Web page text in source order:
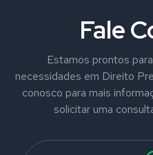
Fale
Estamos prontos
necessidades em Direito
conosco para mais
solicitar uma